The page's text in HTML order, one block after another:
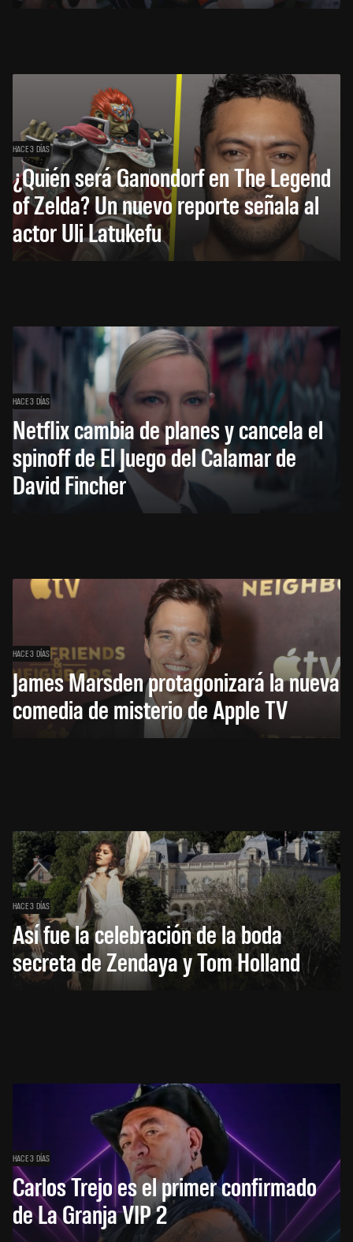
HACE 3 DÍAS
¿Quién será Ganondorf en The Legend
of Zelda? Un nuevo reporte señala al
actor Uli Latukefu
HACE 3 DÍAS
Netflix cambia de planes y cancela el
spinoff de El Juego del Calamar de
David Fincher
HACE 3 DÍAS
James Marsden protagonizará la nueva
comedia de misterio de Apple TV
HACE 3 DÍAS
Así fue la celebración de la boda
secreta de Zendaya y Tom Holland
HACE 3 DÍAS
Carlos Trejo es el primer confirmado
de La Granja VIP 2